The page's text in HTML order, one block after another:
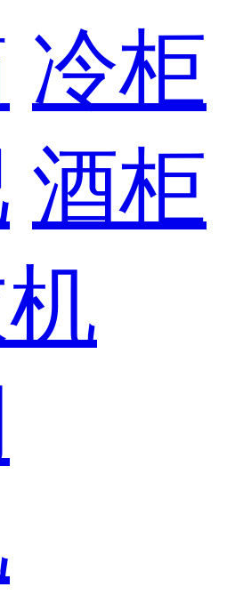
冷柜
酒柜